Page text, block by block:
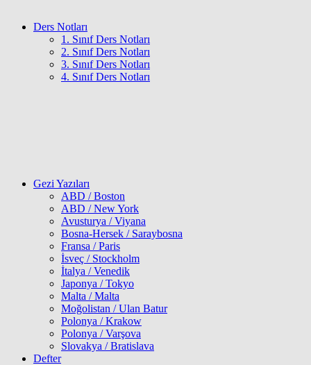
Ders Notları
1. Sınıf Ders Notları
2. Sınıf Ders Notları
3. Sınıf Ders Notları
4. Sınıf Ders Notları
Gezi Yazıları
ABD / Boston
ABD / New York
Avusturya / Viyana
Bosna-Hersek / Saraybosna
Fransa / Paris
İsveç / Stockholm
İtalya / Venedik
Japonya / Tokyo
Malta / Malta
Moğolistan / Ulan Batur
Polonya / Krakow
Polonya / Varşova
Slovakya / Bratislava
Defter